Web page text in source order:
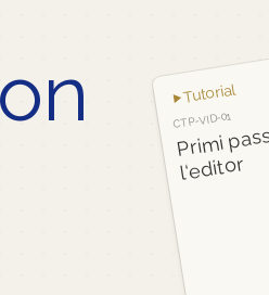
Tutorial
CTP-VID-01
mi passi
l‘editor